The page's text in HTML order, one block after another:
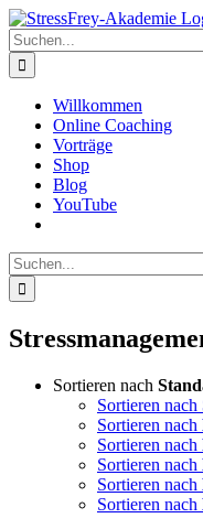
Zum
Inhalt
springen
Suche
nach:
Willkommen
Online Coaching
Vorträge
Shop
Blog
YouTube
Suche
nach:
Sortieren nach
Sortieren nach
Sortieren nach
Sortieren nach
Sortieren nach
Sortieren nach
Sortieren nach